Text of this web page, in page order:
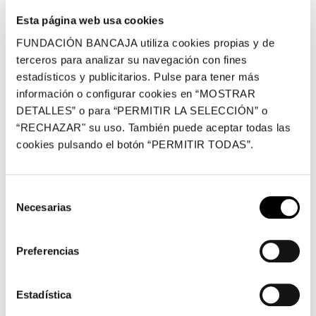
Esta página web usa cookies
FUNDACIÓN BANCAJA utiliza cookies propias y de
terceros para analizar su navegación con fines
estadísticos y publicitarios. Pulse para tener más
información o configurar cookies en “MOSTRAR
DETALLES” o para “PERMITIR LA SELECCIÓN” o
“RECHAZAR" su uso. También puede aceptar todas las
cookies pulsando el botón “PERMITIR TODAS”.
Necesarias
Preferencias
Estadística
social.
Las creadoras revisan las vanguardias
obras de Ana García Pan, Natividad Bermejo, Carmen Calvo y
Ana Teresa Ortega remiten a lo onírico en sus reflejos del
surrealismo, mientras Salomé Cuesta, junto a Bárbaro Miyares,
juegan con los colores y el fotomontaje reflejo del movimiento
Pop Art. Rosa Torres recita el puntillismo actualizando a Seurat
en sus serigrafías, mientras Carmen Calvo hace un sutil y
moderno y el cubismo naif de Léger, y los aguafuertes de
Victoria Cano remiten a la poética de Picasso.
Reflexiones
femeninas ante el dolor,
con obras de Antonia Sánchez, Alicia
Pájaro y Carmen Calvo. Las piezas de este apartado reflexionan
sobre el dolor con poéticas que lo enuncian y lo denuncian